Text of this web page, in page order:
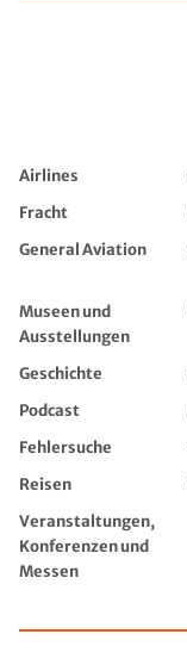
Airlines
Fracht
General Aviation
Museen und
Ausstellungen
Geschichte
Podcast
Fehlersuche
Reisen
Veranstaltungen,
Konferenzen und
Messen